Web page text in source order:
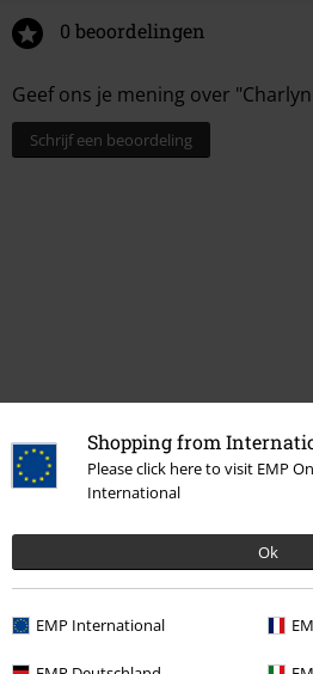
Shopping from
Please click here to visit EMP
International
Ok
EMP International
0 beoordelingen
Geef ons je mening over
Schrijf een beoordeling
Laatst bezocht